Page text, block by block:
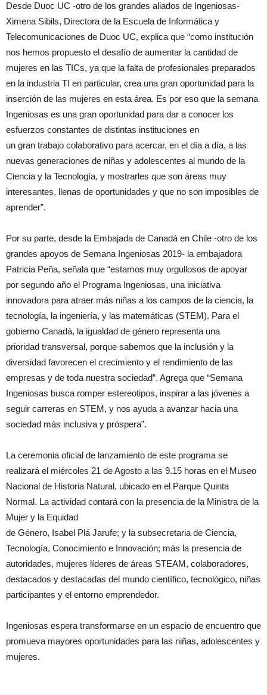
Desde Duoc UC -otro de los grandes aliados de Ingeniosas-
Ximena Sibils, Directora de la Escuela de Informática y
Telecomunicaciones de Duoc UC, explica que “como institución
nos hemos propuesto el desafío de aumentar la cantidad de
mujeres en las TICs, ya que la falta de profesionales preparados
en la industria TI en particular, crea una gran oportunidad para la
inserción de las mujeres en esta área. Es por eso que la semana
Ingeniosas es una gran oportunidad para dar a conocer los
esfuerzos constantes de distintas instituciones en
un gran trabajo colaborativo para acercar, en el día a día, a las
nuevas generaciones de niñas y adolescentes al mundo de la
Ciencia y la Tecnología, y mostrarles que son áreas muy
interesantes, llenas de oportunidades y que no son imposibles de
aprender”.
Por su parte, desde la Embajada de Canadá en Chile -otro de los
grandes apoyos de Semana Ingeniosas 2019- la embajadora
Patricia Peña, señala que “estamos muy orgullosos de apoyar
por segundo año el Programa Ingeniosas, una iniciativa
innovadora para atraer más niñas a los campos de la ciencia, la
tecnología, la ingeniería, y las matemáticas (STEM). Para el
gobierno Canadá, la igualdad de género representa una
prioridad transversal, porque sabemos que la inclusión y la
diversidad favorecen el crecimiento y el rendimiento de las
empresas y de toda nuestra sociedad”. Agrega que “Semana
Ingeniosas busca romper estereotipos, inspirar a las jóvenes a
seguir carreras en STEM, y nos ayuda a avanzar hacia una
sociedad más inclusiva y próspera”.
La ceremonia oficial de lanzamiento de este programa se
realizará el miércoles 21 de Agosto a las 9.15 horas en el Museo
Nacional de Historia Natural, ubicado en el Parque Quinta
Normal. La actividad contará con la presencia de la Ministra de la
Mujer y la Equidad
de Género, Isabel Plá Jarufe; y la subsecretaria de Ciencia,
Tecnología, Conocimiento e Innovación; más la presencia de
autoridades, mujeres líderes de áreas STEAM, colaboradores,
destacados y destacadas del mundo científico, tecnológico, niñas
participantes y el entorno emprendedor.
Ingeniosas espera transformarse en un espacio de encuentro que
promueva mayores oportunidades para las niñas, adolescentes y
mujeres.